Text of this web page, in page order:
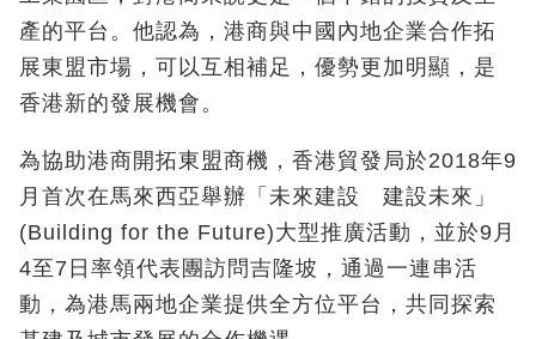
產的平台。他認為，港商與中國內地企業合作拓
展東盟市場，可以互相補足，優勢更加明顯，是
香港新的發展機會。
為協助港商開拓東盟商機，香港貿發局於2018年9
月首次在馬來西亞舉辦「未來建設 建設未來」
(Building for the Future)大型推廣活動，並於9月
4至7日率領代表團訪問吉隆坡，通過一連串活
動，為港馬兩地企業提供全方位平台，共同探索